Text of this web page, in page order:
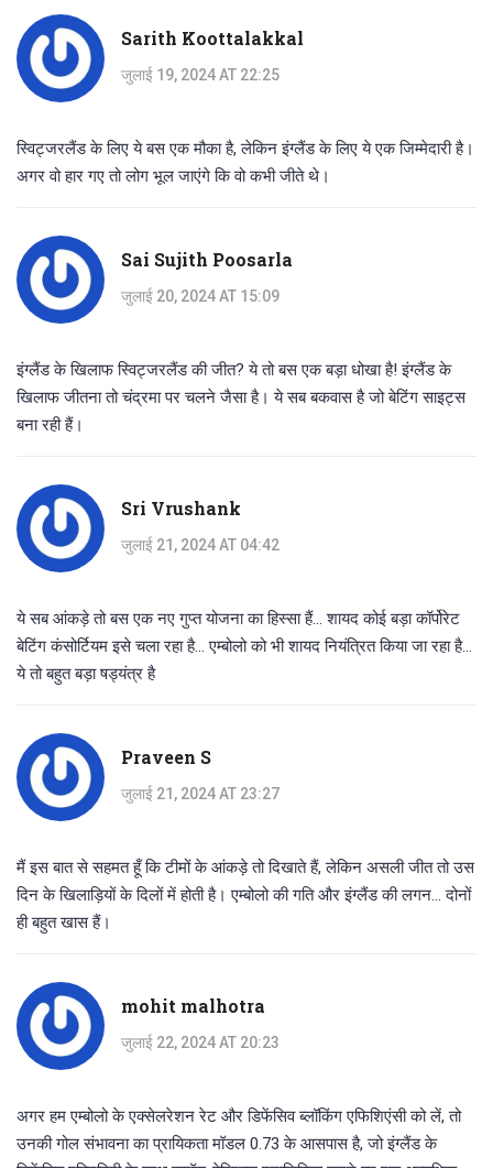
Sarith Koottalakkal
जुलाई 19, 2024 AT 22:25
स्विट्जरलैंड के लिए ये बस एक मौका है, लेकिन इंग्लैंड के लिए ये एक जिम्मेदारी है।
अगर वो हार गए तो लोग भूल जाएंगे कि वो कभी जीते थे।
Sai Sujith Poosarla
जुलाई 20, 2024 AT 15:09
इंग्लैंड के खिलाफ स्विट्जरलैंड की जीत? ये तो बस एक बड़ा धोखा है! इंग्लैंड के
खिलाफ जीतना तो चंद्रमा पर चलने जैसा है। ये सब बकवास है जो बेटिंग साइट्स
बना रही हैं।
Sri Vrushank
जुलाई 21, 2024 AT 04:42
ये सब आंकड़े तो बस एक नए गुप्त योजना का हिस्सा हैं... शायद कोई बड़ा कॉर्पोरेट
बेटिंग कंसोर्टियम इसे चला रहा है... एम्बोलो को भी शायद नियंत्रित किया जा रहा है...
ये तो बहुत बड़ा षड्यंत्र है
Praveen S
जुलाई 21, 2024 AT 23:27
मैं इस बात से सहमत हूँ कि टीमों के आंकड़े तो दिखाते हैं, लेकिन असली जीत तो उस
दिन के खिलाड़ियों के दिलों में होती है। एम्बोलो की गति और इंग्लैंड की लगन... दोनों
ही बहुत खास हैं।
mohit malhotra
जुलाई 22, 2024 AT 20:23
अगर हम एम्बोलो के एक्सेलरेशन रेट और डिफेंसिव ब्लॉकिंग एफिशिएंसी को लें, तो
उनकी गोल संभावना का प्रायिकता मॉडल 0.73 के आसपास है, जो इंग्लैंड के